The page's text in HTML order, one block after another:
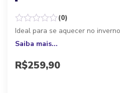
(0)
Ideal para se aquecer no inverno
Saiba mais...
R$259,90